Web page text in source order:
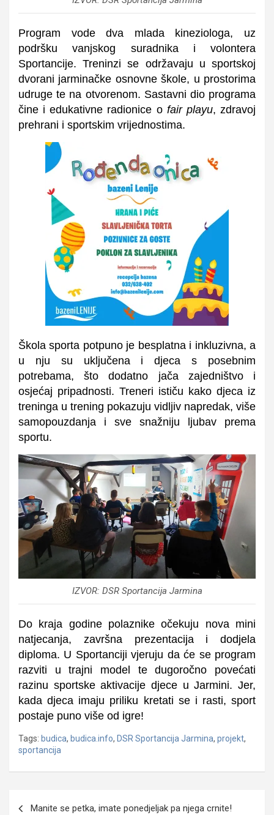
Program vodedva mlada kineziologa, uz
podršku vanjskog suradnika i volontera
Sportancije. Treninzi se održavaju u sportskoj
dvorani jarminačke osnovne škole, u prostorima
udruge te na otvorenom. Sastavni dio programa
čine i edukativne radionice o fair playu, zdravoj
prehrani i sportskim vrijednostima.
Škola sporta potpuno je besplatna i inkluzivna, a
u nju su uključena i djeca s posebnim
potrebama, što dodatno jača zajedništvo i
osjećaj pripadnosti. Treneri ističu kako djeca iz
treninga u trening pokazuju vidljiv napredak, više
samopouzdanja i sve snažniju ljubav prema
sportu.
IZVOR: DSR Sportancija Jarmina
Do kraja godine polaznike očekuju nova mini
natjecanja, završna prezentacija i dodjela
diploma. U Sportanciji vjeruju da će se program
razviti u trajni model te dugoročno povećati
razinu sportske aktivacije djece u Jarmini. Jer,
kada djeca imaju priliku kretati se i rasti, sport
postaje puno više od igre!
Tags: budica, budica.info, DSR Sportancija Jarmina, projekt,
sportancija
Manite se petka, imate ponedjeljak pa njega crnite!